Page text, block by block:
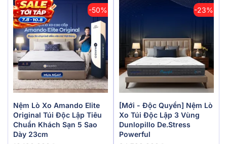
-50%
Nệm Lò Xo Amando Elite
Original Túi Độc Lập Tiêu
Chuẩn Khách Sạn 5 Sao
Dày 23cm
-23%
[Mới - Độc Quyền] Nệm Lò
Xo Túi Độc Lập 3 Vùng
Dunlopillo De.Stress
Powerful